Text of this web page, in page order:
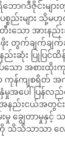
ာဂဒီဇိုင်းမျာ
စည်းများ သို့မ
းသော အားနည်း
တွက်ချက်ချက်
းဆုံး ပြုပြင်ထိ
သော အစားထိုး
ကုန်ကျစရိတ် အက
နှံမှုအပေါ် ပြန်
နည်းငယ်အတွင်
မှု ချွေတာမှုနှ
သိသိသာသာ လျ